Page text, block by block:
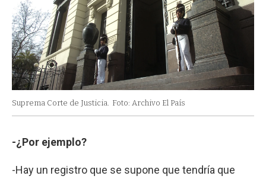
Suprema Corte de Justicia. Foto: Archivo El País
-¿Por ejemplo?
-Hay un registro que se supone que tendría que